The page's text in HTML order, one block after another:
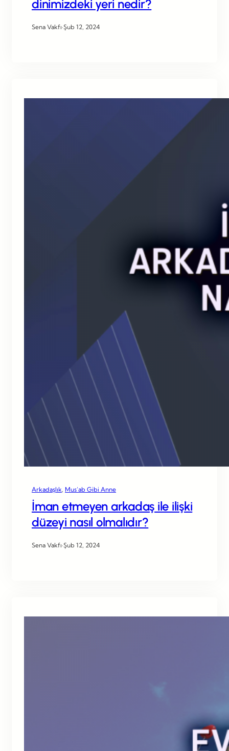
dinimizdeki yeri nedir?
Sena Vakfı·Şub 12, 2024
Arkadaşlık Mus’ab Gibi Anne
İman etmeyen arkadaş ile ilişki
düzeyi nasıl olmalıdır?
Sena Vakfı·Şub 12, 2024